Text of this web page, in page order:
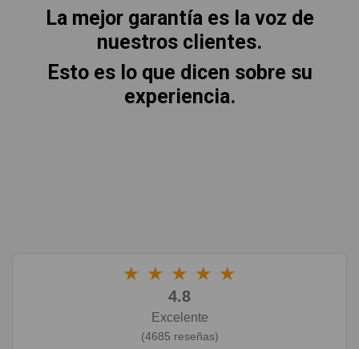
La mejor garantía es la voz de
nuestros clientes.
Esto es lo que dicen sobre su
experiencia.
★ ★ ★ ★ ★
4.8
Excelente
(4685 reseñas)